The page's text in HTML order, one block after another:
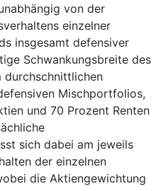
von der
einzelner
insgesamt defensiver
Schwankungsbreite des
durchschnittlichen
Mischportfolios,
und 70 Prozent Renten
sich dabei am jeweils
der einzelnen
die Aktiengewichtung